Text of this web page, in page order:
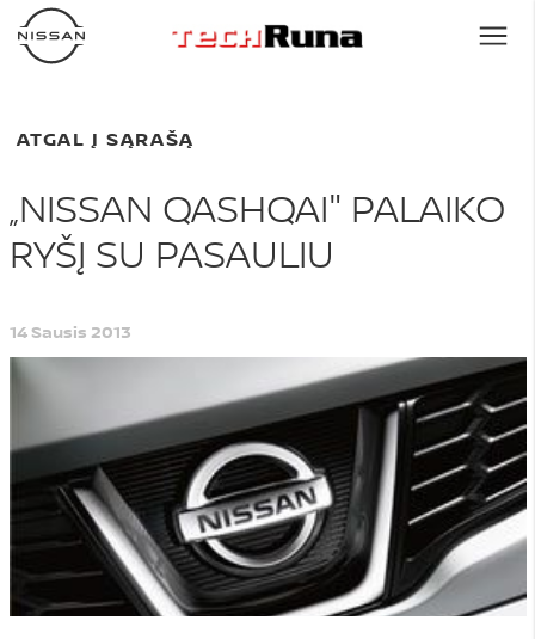
ATGAL Į SĄRAŠĄ
„NISSAN QASHQAI" PALAIKO
RYŠĮ SU PASAULIU
14 Sausis 2013